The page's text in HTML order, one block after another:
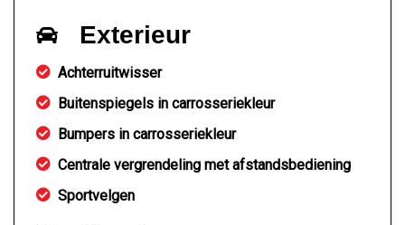
Exterieur
Achterruitwisser
Buitenspiegels in carrosseriekleur
Bumpers in carrosseriekleur
Centrale vergrendeling met afstandsbediening
Sportvelgen